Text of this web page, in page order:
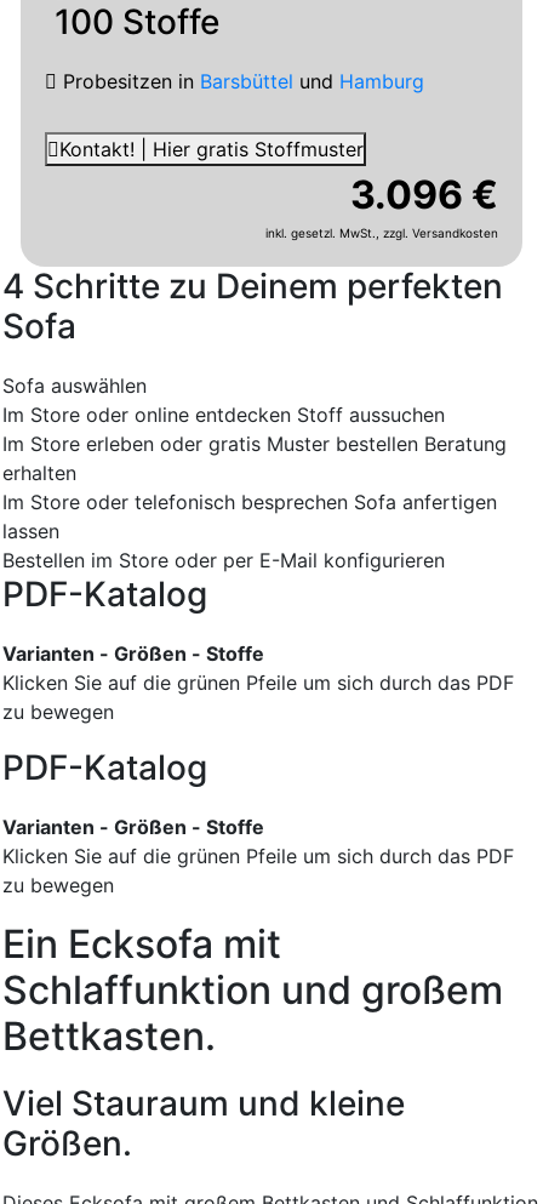
100 Stoffe
Probesitzen in Barsbüttel und Hamburg
Kontakt! | Hier gratis Stoffmuster
3.096 €
inkl. gesetzl. MwSt., zzgl. Versandkosten
4 Schritte zu Deinem perfekten
Sofa
Sofa auswählen
Im Store oder online entdecken Stoff aussuchen
Im Store erleben oder gratis Muster bestellen Beratung
erhalten
Im Store oder telefonisch besprechen Sofa anfertigen
lassen
Bestellen im Store oder per E-Mail konfigurieren
PDF-Katalog
Varianten - Größen - Stoffe
Klicken Sie auf die grünen Pfeile um sich durch das PDF
zu bewegen
PDF-Katalog
Varianten - Größen - Stoffe
Klicken Sie auf die grünen Pfeile um sich durch das PDF
zu bewegen
Ein Ecksofa mit
Schlaffunktion und großem
Bettkasten.
Viel Stauraum und kleine
Größen.